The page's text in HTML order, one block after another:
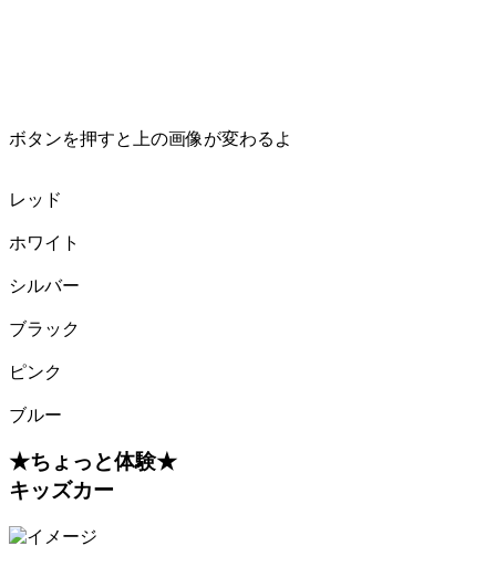
ボタンを押すと上の画像が変わるよ
レッド
ホワイト
シルバー
ブラック
ピンク
ブルー
★ちょっと体験★
キッズカー